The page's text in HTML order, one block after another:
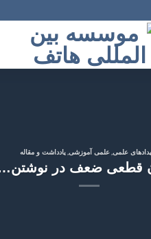
علمی علمی آموزشی یادداشت‌ و مقاله
قطعی ضعف در